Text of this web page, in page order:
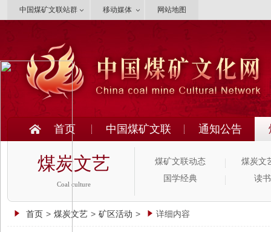
中国煤矿文联站群 移动媒体 网站地图
首页 中国煤矿文联 通知公告
煤炭文艺
Coal culture
煤矿文联动态
煤炭文
国学经典
读
首页 > 煤炭文艺 > 矿区活动 > 详细内容